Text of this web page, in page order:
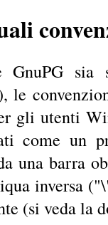
GnuPG
le
gli utenti
come un
una barra
inversa
(si veda la